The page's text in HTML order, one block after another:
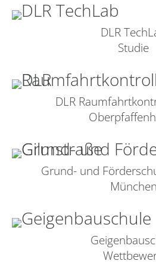
DLR
Studie
DLR
Grund- und
München